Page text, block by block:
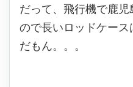
だって、飛行機で鹿
ので長いロッドケー
だもん。。。